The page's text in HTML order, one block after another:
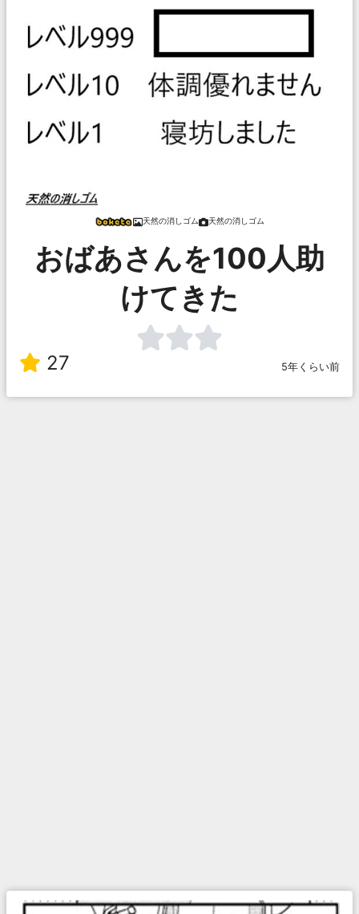
天然の消しゴム 天然の消しゴム
おばあさんを100人助
けてきた
27 5年くらい前